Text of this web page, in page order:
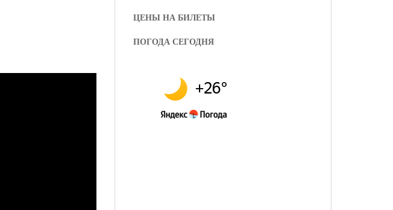
ЦЕНЫ НА БИЛЕТЫ
ПОГОДА СЕГОДНЯ